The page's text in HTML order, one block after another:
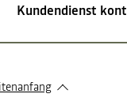
Kundendienst